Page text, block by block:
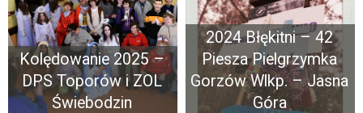
Kolędowanie 2025 –
DPS Toporów i ZOL
Świebodzin
2024 Błękitni – 42
Piesza Pielgrzymka
Gorzów Wlkp. – Jasna
Góra